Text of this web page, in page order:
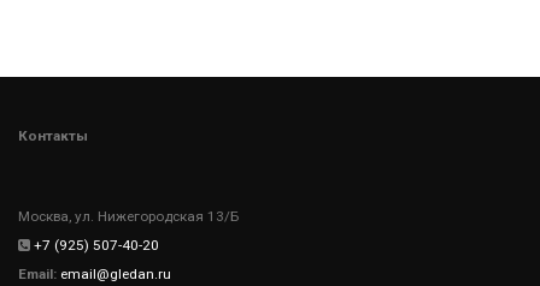
Контакты
Москва, ул. Нижегородская 13/Б
+7 (925) 507-40-20
Email: email@gledan.ru